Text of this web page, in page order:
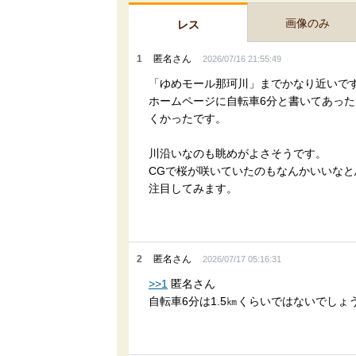
レス 画像のみ
1 匿名さん 2026/07/16 21:55:49
「ゆめモール那珂川」までかなり近いで
ホームページに自転車6分と書いてあっ
くかったです。
川沿いなのも眺めがよさそうです。
CGで桜が咲いていたのもなんかいいな
注目してみます。
2 匿名さん 2026/07/17 05:16:31
>>1 匿名さん
自転車6分は1.5㎞くらいではないでしょ